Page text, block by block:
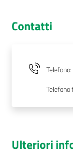
Contatti
Telefono:
Telefono
Ulteriori